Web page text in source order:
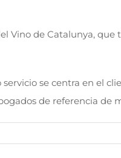
Vino de Catalunya,
se centra en el
de referencia de